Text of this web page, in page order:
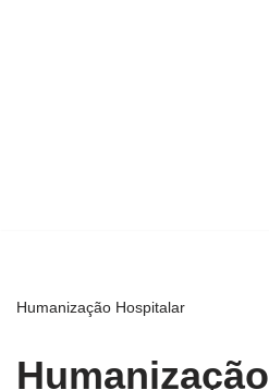
Humanização Hospitalar